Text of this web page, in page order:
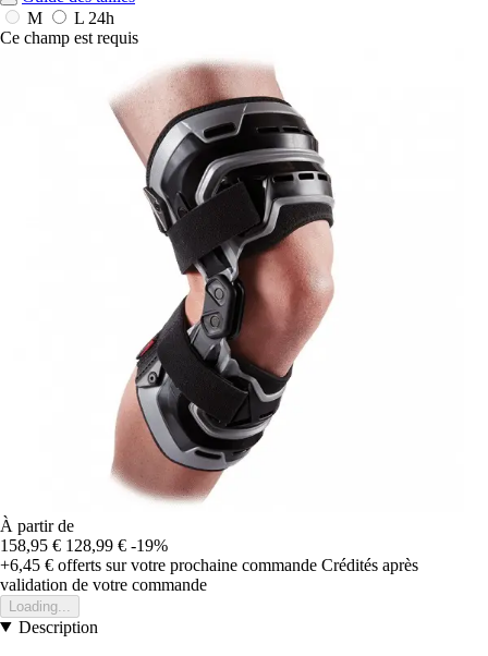
M
L 24h
Ce champ est requis
À partir de
158,95 € 128,99 € -19%
+6,45 € offerts sur votre prochaine commande Crédités après
validation de votre commande
Loading...
Description